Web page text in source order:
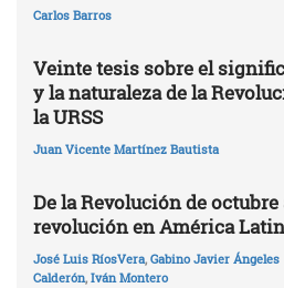
Carlos Barros
Veinte tesis sobre el
y la naturaleza de la
la URSS
Juan Vicente Martínez Bautista
De la Revolución de
revolución en América
José Luis RíosVera, Gabino Javier Ángeles
Calderón, Iván Montero